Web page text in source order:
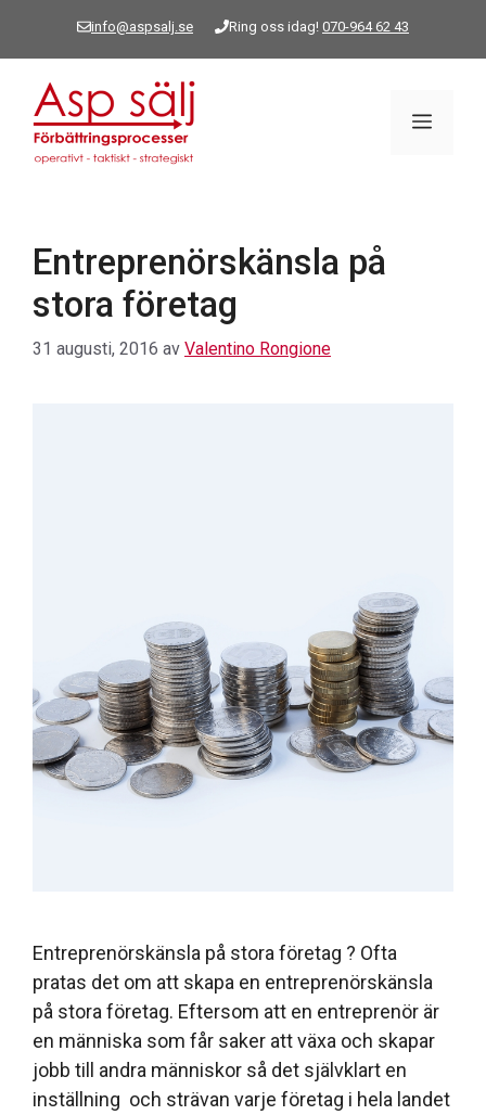
info@aspsalj.se Ring oss idag! 070-964 62 43
Meny
Entreprenörskänsla på
stora företag
31 augusti, 2016 av Valentino Rongione
Entreprenörskänsla på stora företag ? Ofta
pratas det om att skapa en entreprenörskänsla
på stora företag. Eftersom att en entreprenör är
en människa som får saker att växa och skapar
jobb till andra människor så det självklart en
inställning och strävan varje företag i hela landet